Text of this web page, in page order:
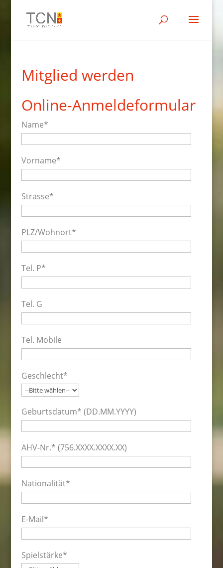
Mitglied werden
Online-Anmeldeformular
Name*
Vorname*
Strasse*
PLZ/Wohnort*
Tel. P*
Tel. G
Tel. Mobile
Geschlecht*
Geburtsdatum* (DD.MM.YYYY)
AHV-Nr.* (756.XXXX.XXXX.XX)
Nationalität*
E-Mail*
Spielstärke*